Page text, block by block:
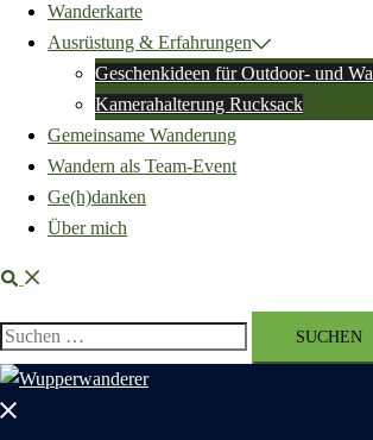
Wanderkarte
Ausrüstung & Erfahrungen
Geschenkideen für Outdoor- und
Kamerahalterung Rucksack
Gemeinsame Wanderung
Wandern als Team-Event
Ge(h)danken
Über mich
Suche
Suchen
nach:
Menü